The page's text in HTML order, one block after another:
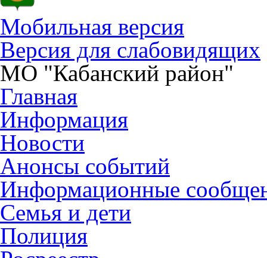
Мобильная версия
Версия для слабовидящих
МО "Кабанский район"
Главная
Информация
Новости
Анонсы событий
Информационные
Семья и дети
Полиция